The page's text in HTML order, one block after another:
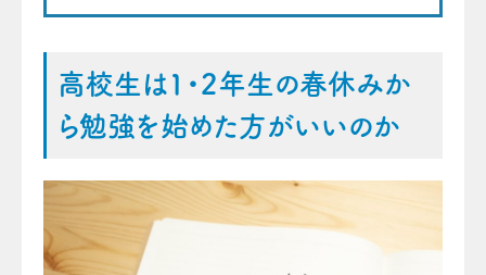
高校生は1・2年生の春休みか
ら勉強を始めた方がいいのか